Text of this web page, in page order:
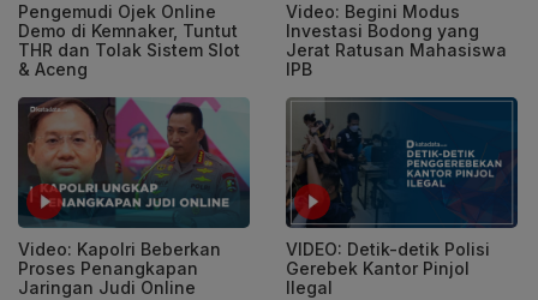
Pengemudi Ojek Online
Demo di Kemnaker, Tuntut
THR dan Tolak Sistem Slot
& Aceng
Video: Begini Modus
Investasi Bodong yang
Jerat Ratusan Mahasiswa
IPB
Video: Kapolri Beberkan
Proses Penangkapan
Jaringan Judi Online
VIDEO: Detik-detik Polisi
Gerebek Kantor Pinjol
Ilegal